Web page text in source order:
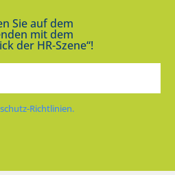
Sie auf dem
mit dem
der HR-Szene“!
Richtlinien.